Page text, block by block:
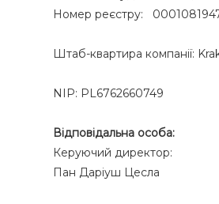
Номер реєстру:
Штаб-квартира компанії:
NIP: PL6762660749
Відповідальна особа:
Керуючий директор:
Пан Даріуш Цесла